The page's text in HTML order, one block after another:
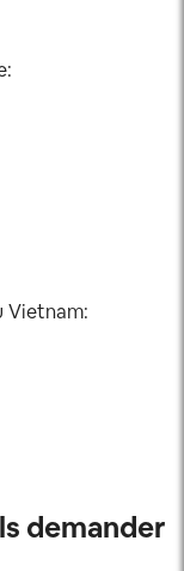
Vietnam:
demander